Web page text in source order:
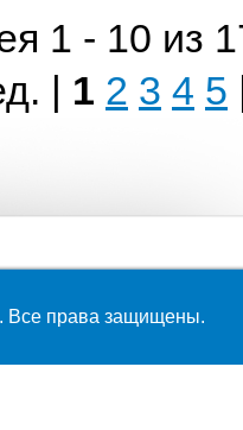
1 - 10 из
| 1 2 3 4 5
. Все права защищены.